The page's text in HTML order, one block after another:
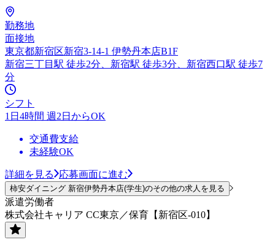
勤務地
面接地
東京都新宿区新宿3-14-1 伊勢丹本店B1F
新宿三丁目駅 徒歩2分、新宿駅 徒歩3分、新宿西口駅 徒歩7
分
シフト
1日4時間 週2日からOK
交通費支給
未経験OK
詳細を見る 応募画面に進む
柿安ダイニング 新宿伊勢丹本店(学生)のその他の求人を見る
派遣労働者
株式会社キャリア CC東京／保育【新宿区-010】